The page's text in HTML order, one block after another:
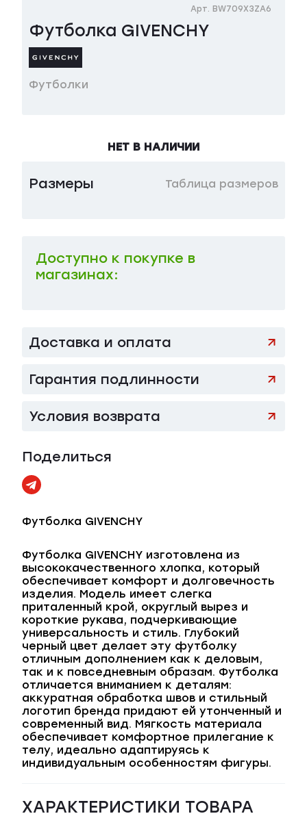
Футболка GIVENCHY
Арт. BW709X3ZA6
Футболки
НЕТ В НАЛИЧИИ
Размеры Таблица размеров
Доступно к покупке в
магазинах:
Доставка и оплата
Гарантия подлинности
Условия возврата
Поделиться
Футболка GIVENCHY
Футболка GIVENCHY изготовлена из
высококачественного хлопка, который
обеспечивает комфорт и долговечность
изделия. Модель имеет слегка
приталенный крой, округлый вырез и
короткие рукава, подчеркивающие
универсальность и стиль. Глубокий
черный цвет делает эту футболку
отличным дополнением как к деловым,
так и к повседневным образам. Футболка
отличается вниманием к деталям:
аккуратная обработка швов и стильный
логотип бренда придают ей утонченный и
современный вид. Мягкость материала
обеспечивает комфортное прилегание к
телу, идеально адаптируясь к
индивидуальным особенностям фигуры.
ХАРАКТЕРИСТИКИ ТОВАРА